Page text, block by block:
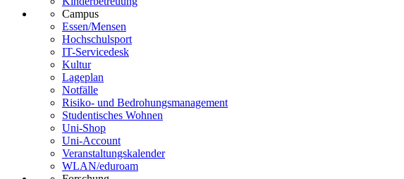
Campus
Essen/Mensen
Hochschulsport
IT-Servicedesk
Kultur
Lageplan
Notfälle
Risiko- und Bedrohungsmanagement
Studentisches Wohnen
Uni-Shop
Uni-Account
Veranstaltungskalender
WLAN/eduroam